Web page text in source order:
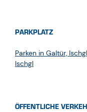
PARKPLATZ
Parken in Galtür,
Ischgl
ÖFFENTLICHE